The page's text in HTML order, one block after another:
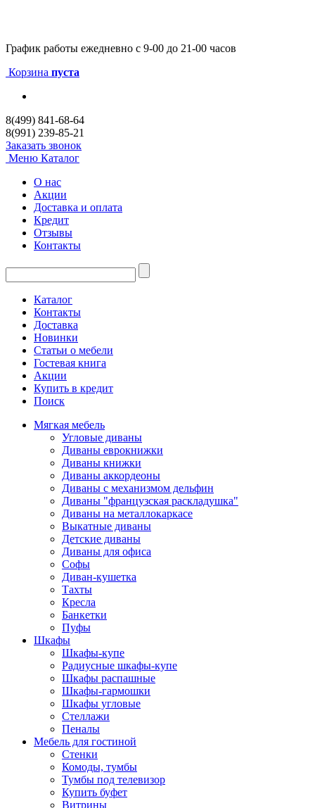
График работы ежедневно с 9-00 до 21-00 часов
Корзина пуста
8(499) 841-68-64
8(991) 239-85-21
Заказать звонок
Меню Каталог
О нас
Акции
Доставка и оплата
Кредит
Отзывы
Контакты
Каталог
Контакты
Доставка
Новинки
Статьи о мебели
Гостевая книга
Акции
Купить в кредит
Поиск
Мягкая мебель
Угловые диваны
Диваны еврокнижки
Диваны книжки
Диваны аккордеоны
Диваны с механизмом дельфин
Диваны "французская раскладушка"
Диваны на металлокаркасе
Выкатные диваны
Детские диваны
Диваны для офиса
Софы
Диван-кушетка
Тахты
Кресла
Банкетки
Пуфы
Шкафы
Шкафы-купе
Радиусные шкафы-купе
Шкафы распашные
Шкафы-гармошки
Шкафы угловые
Стеллажи
Пеналы
Мебель для гостиной
Стенки
Комоды, тумбы
Тумбы под телевизор
Купить буфет
Витрины